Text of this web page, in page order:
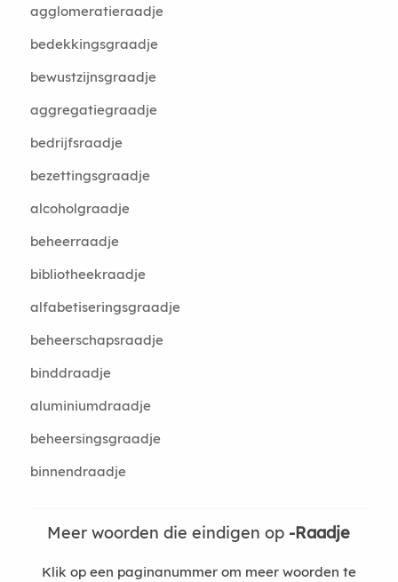
agglomeratieraadje
bedekkingsgraadje
bewustzijnsgraadje
aggregatiegraadje
bedrijfsraadje
bezettingsgraadje
alcoholgraadje
beheerraadje
bibliotheekraadje
alfabetiseringsgraadje
beheerschapsraadje
binddraadje
aluminiumdraadje
beheersingsgraadje
binnendraadje
Meer woorden die eindigen op -Raadje
Klik op een paginanummer om meer woorden te